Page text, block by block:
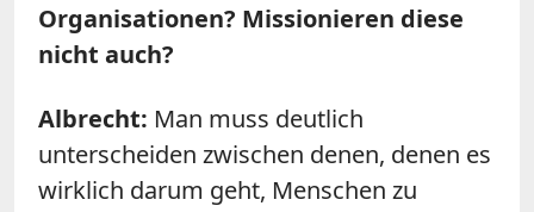
Organisationen? Missionieren diese
nicht auch?
Albrecht: Man muss deutlich
unterscheiden zwischen denen, denen es
wirklich darum geht, Menschen zu